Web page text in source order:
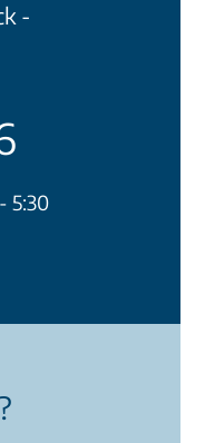
-
5:30